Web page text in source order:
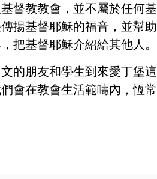
督教教會，並不屬於任何
揚基督耶穌的福音，並幫
把基督耶穌介紹給其他人。
的朋友和學生到來愛丁堡
會在教會生活範疇內，恆